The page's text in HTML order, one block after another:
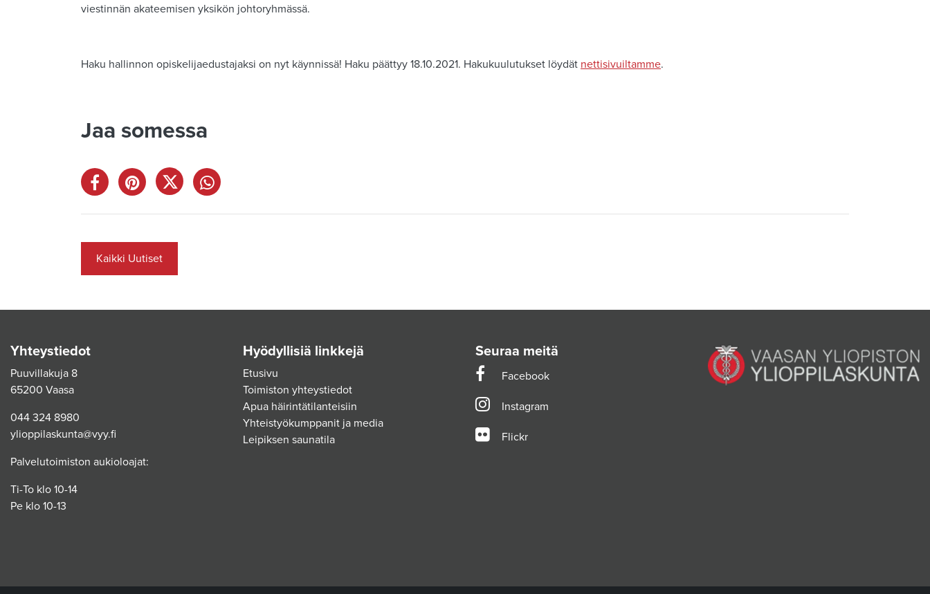
viestinnän akateemisen yksikön johtoryhmässä.
Haku hallinnon opiskelijaedustajaksi on nyt käynnissä! Haku päättyy 18.10.2021. Hakukuulutukset löydät nettisivuiltamme.
Jaa somessa
Kaikki Uutiset
Yhteystiedot
Puuvillakuja 8
65200 Vaasa
044 324 8980
ylioppilaskunta@vyy.fi
Palvelutoimiston aukioloajat:
Ti-To klo 10-14
Pe klo 10-13
Hyödyllisiä linkkejä
Etusivu
Toimiston yhteystiedot
Apua häirintätilanteisiin
Yhteistyökumppanit ja media
Leipiksen saunatila
Seuraa meitä
Facebook
Instagram
Flickr